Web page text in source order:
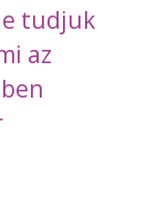
tudjuk
az